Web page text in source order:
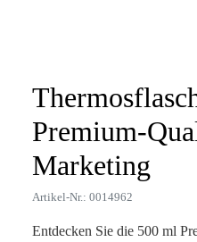
Premium-
Marketing
Artikel-Nr.: 0014962
Entdecken Sie die 500 ml